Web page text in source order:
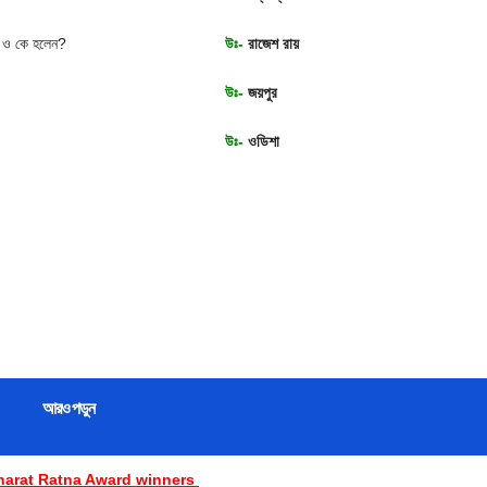
ও কে হলেন? উঃ- রাজেশ রায়
উঃ- জয়পুর
উঃ- ওডিশা
আরও পড়ুন
Ratna Award winners